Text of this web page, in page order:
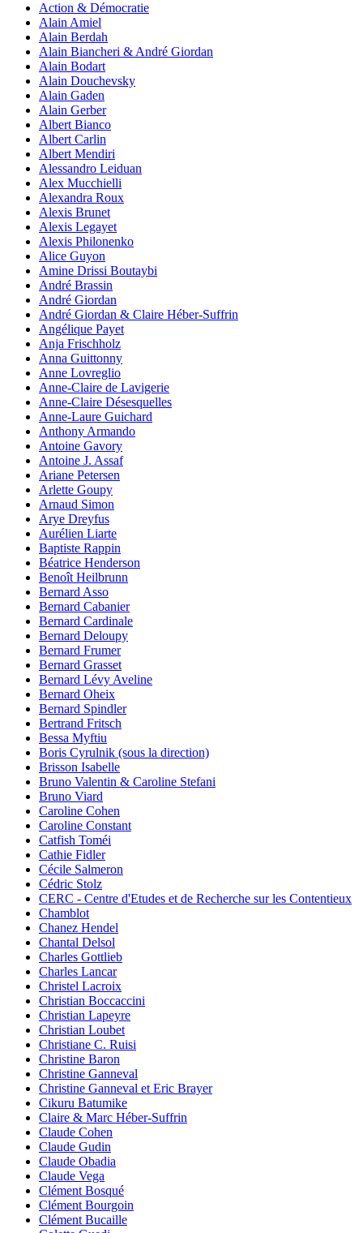
Action & Démocratie
Alain Amiel
Alain Berdah
Alain Biancheri & André Giordan
Alain Bodart
Alain Douchevsky
Alain Gaden
Alain Gerber
Albert Bianco
Albert Carlin
Albert Mendiri
Alessandro Leiduan
Alex Mucchielli
Alexandra Roux
Alexis Brunet
Alexis Legayet
Alexis Philonenko
Alice Guyon
Amine Drissi Boutaybi
André Brassin
André Giordan
André Giordan & Claire Héber-Suffrin
Angélique Payet
Anja Frischholz
Anna Guittonny
Anne Lovreglio
Anne-Claire de Lavigerie
Anne-Claire Désesquelles
Anne-Laure Guichard
Anthony Armando
Antoine Gavory
Antoine J. Assaf
Ariane Petersen
Arlette Goupy
Arnaud Simon
Arye Dreyfus
Aurélien Liarte
Baptiste Rappin
Béatrice Henderson
Benoît Heilbrunn
Bernard Asso
Bernard Cabanier
Bernard Cardinale
Bernard Deloupy
Bernard Frumer
Bernard Grasset
Bernard Lévy Aveline
Bernard Oheix
Bernard Spindler
Bertrand Fritsch
Bessa Myftiu
Boris Cyrulnik (sous la direction)
Brisson Isabelle
Bruno Valentin & Caroline Stefani
Bruno Viard
Caroline Cohen
Caroline Constant
Catfish Toméi
Cathie Fidler
Cécile Salmeron
Cédric Stolz
CERC - Centre d'Etudes et de Recherche sur les Contentieux
Chamblot
Chanez Hendel
Chantal Delsol
Charles Gottlieb
Charles Lancar
Christel Lacroix
Christian Boccaccini
Christian Lapeyre
Christian Loubet
Christiane C. Ruisi
Christine Baron
Christine Ganneval
Christine Ganneval et Eric Brayer
Cikuru Batumike
Claire & Marc Héber-Suffrin
Claude Cohen
Claude Gudin
Claude Obadia
Claude Vega
Clément Bosqué
Clément Bourgoin
Clément Bucaille